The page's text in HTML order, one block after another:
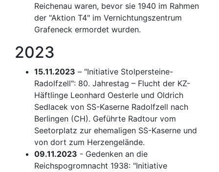
Reichenau waren, bevor sie 1940 im Rahmen
der "Aktion T4" im Vernichtungszentrum
Grafeneck ermordet wurden.
2023
15.11.2023 – "Initiative Stolpersteine-
Radolfzell": 80. Jahrestag – Flucht der KZ-
Häftlinge Leonhard Oesterle und Oldrich
Sedlacek von SS-Kaserne Radolfzell nach
Berlingen (CH). Geführte Radtour vom
Seetorplatz zur ehemaligen SS-Kaserne und
von dort zum Herzengelände.
09.11.2023 - Gedenken an die
Reichspogromnacht 1938: "Initiative